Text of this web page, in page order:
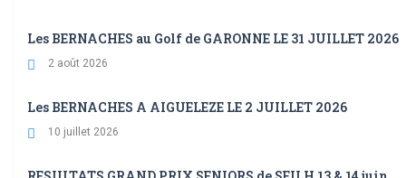
Les BERNACHES au Golf de GARONNE LE 31 JUILLET 2026
2 août 2026
Les BERNACHES A AIGUELEZE LE 2 JUILLET 2026
10 juillet 2026